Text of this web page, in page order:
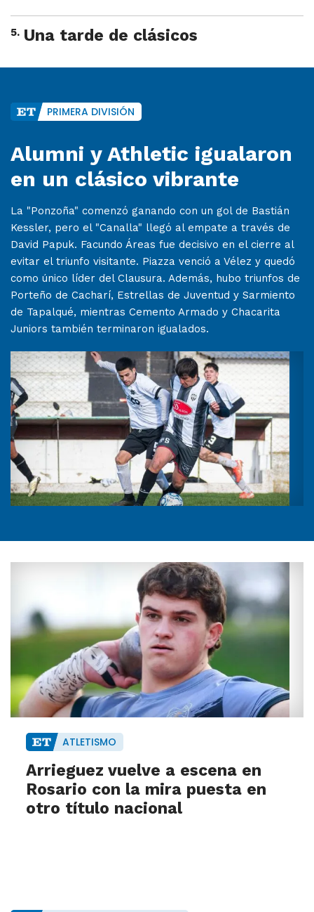
5. Una tarde de clásicos
PRIMERA DIVISIÓN
Alumni y Athletic igualaron
en un clásico vibrante
La "Ponzoña" comenzó ganando con un gol de Bastián
Kessler, pero el "Canalla" llegó al empate a través de
David Papuk. Facundo Áreas fue decisivo en el cierre al
evitar el triunfo visitante. Piazza venció a Vélez y quedó
como único líder del Clausura. Además, hubo triunfos de
Porteño de Cacharí, Estrellas de Juventud y Sarmiento
de Tapalqué, mientras Cemento Armado y Chacarita
Juniors también terminaron igualados.
ATLETISMO
Arrieguez vuelve a escena en
Rosario con la mira puesta en
otro título nacional